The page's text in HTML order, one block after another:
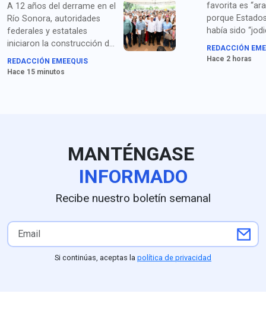
A 12 años del derrame en el
Río Sonora, autoridades
federales y estatales
iniciaron la construcción del
Hospital Regional en Ures,
con una inversión superior a
REDACCIÓN EMEEQUIS
Hace 15 minutos
favorita es
porque
había sido
años por
Corea del Sur,
REDACCIÓN
Hace 2 horas
MANTÉNGASE
INFORMADO
Recibe nuestro boletín semanal
Si continúas, aceptas la política de privacidad